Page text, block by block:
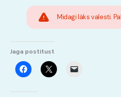
Midagi läks valesti.
Jaga postitust